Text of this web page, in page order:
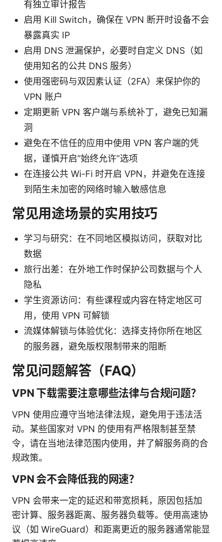
有独立审计报告
启用 Kill Switch，确保在 VPN 断开时设备不会
暴露真实 IP
启用 DNS 泄漏保护，必要时自定义 DNS（如
使用知名的公共 DNS 服务）
使用强密码与双因素认证（2FA）来保护你的
VPN 账户
定期更新 VPN 客户端与系统补丁，避免已知漏
洞
避免在不信任的应用中使用 VPN 客户端的凭
据，谨慎开启“始终允许”选项
在连接公共 Wi-Fi 时开启 VPN，并避免在连接
到陌生未加密的网络时输入敏感信息
常见用途场景的实用技巧
学习与研究：在不同地区模拟访问，获取对比
数据
旅行出差：在外地工作时保护公司数据与个人
隐私
学生资源访问：有些课程或内容在特定地区可
用，使用 VPN 可解锁
流媒体解锁与体验优化：选择支持你所在地区
的服务器，避免版权限制带来的阻断
常见问题解答（FAQ）
VPN 下载需要注意哪些法律与合规问题？
VPN 使用应遵守当地法律法规，避免用于违法活
动。某些国家对 VPN 的使用有严格限制甚至禁
令，请在当地法律范围内使用，并了解服务商的合
规政策。
VPN 会不会降低我的网速？
VPN 会带来一定的延迟和带宽损耗，原因包括加
密计算、服务器距离、服务器负载等。使用高速协
议（如 WireGuard）和距离更近的服务器通常能显